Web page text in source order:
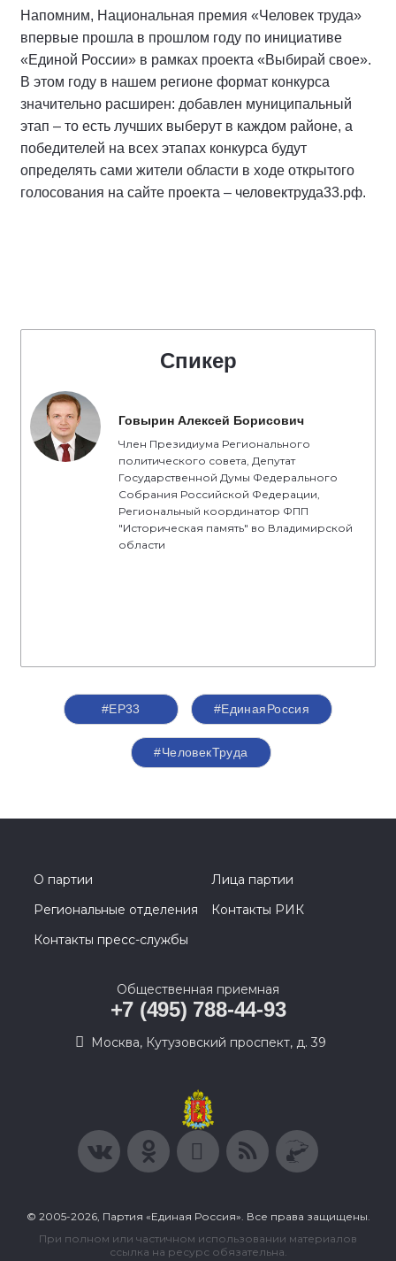
Напомним, Национальная премия «Человек труда»
впервые прошла в прошлом году по инициативе
«Единой России» в рамках проекта «Выбирай свое».
В этом году в нашем регионе формат конкурса
значительно расширен: добавлен муниципальный
этап – то есть лучших выберут в каждом районе, а
победителей на всех этапах конкурса будут
определять сами жители области в ходе открытого
голосования на сайте проекта – человектруда33.рф.
Спикер
Говырин Алексей Борисович
Член Президиума Регионального
политического совета, Депутат
Государственной Думы Федерального
Собрания Российской Федерации,
Региональный координатор ФПП
"Историческая память" во Владимирской
области
#ЕР33 #‎ЕдинаяРоссия
#ЧеловекТруда
О партии
Лица партии
Региональные отделения
Контакты РИК
Контакты пресс-службы
Общественная приемная
+7 (495) 788-44-93
Москва, Кутузовский проспект, д. 39
© 2005-2026, Партия «Единая Россия». Все права защищены.
При полном или частичном использовании материалов
ссылка на ресурс обязательна.